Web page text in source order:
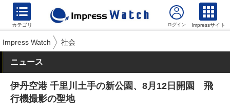
カテゴリ Impressサイト
Impress Watch 社会
ニュース
伊丹空港 千里川土手の新公園、8月12日開園 飛
行機撮影の聖地